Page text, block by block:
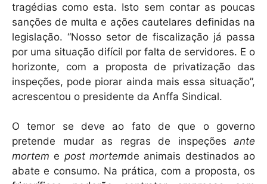
tragédias como esta. Isto sem contar as poucas
sanções de multa e ações cautelares definidas na
legislação. “Nosso setor de fiscalização já passa
por uma situação difícil por falta de servidores. E o
horizonte, com a proposta de privatização das
inspeções, pode piorar ainda mais essa situação”,
acrescentou o presidente da Anffa Sindical.
O temor se deve ao fato de que o governo
pretende mudar as regras de inspeções ante
mortem e post mortemde animais destinados ao
abate e consumo. Na prática, com a proposta, os